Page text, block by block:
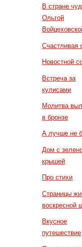
В стране
Ольгой
Счастливая
Новостной
Встреча за
кулисами
Молитва
в бронзе
А лучше не
Дом с
крышей
Про стихи
Страницы
воскресной
Вкусное
путешествие